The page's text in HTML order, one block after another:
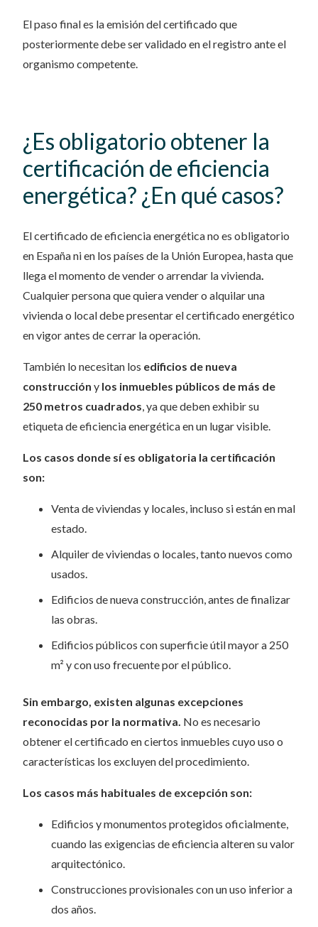
El paso final es la emisión del certificado que
posteriormente debe ser validado en el registro ante el
organismo competente.
¿Es obligatorio obtener la
certificación de eficiencia
energética? ¿En qué casos?
El certificado de eficiencia energética no es obligatorio
en España ni en los países de la Unión Europea, hasta que
llega el momento de vender o arrendar la vivienda.
Cualquier persona que quiera vender o alquilar una
vivienda o local debe presentar el certificado energético
en vigor antes de cerrar la operación.
También lo necesitan los edificios de nueva
construcción y los inmuebles públicos de más de
250 metros cuadrados, ya que deben exhibir su
etiqueta de eficiencia energética en un lugar visible.
Los casos donde sí es obligatoria la certificación
son:
Venta de viviendas y locales, incluso si están en mal
estado.
Alquiler de viviendas o locales, tanto nuevos como
usados.
Edificios de nueva construcción, antes de finalizar
las obras.
Edificios públicos con superficie útil mayor a 250
m² y con uso frecuente por el público.
Sin embargo, existen algunas excepciones
reconocidas por la normativa. No es necesario
obtener el certificado en ciertos inmuebles cuyo uso o
características los excluyen del procedimiento.
Los casos más habituales de excepción son:
Edificios y monumentos protegidos oficialmente,
cuando las exigencias de eficiencia alteren su valor
arquitectónico.
Construcciones provisionales con un uso inferior a
dos años.